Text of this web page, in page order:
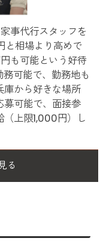
事代行スタッフを
と相場より高めで
も可能という好待
可能で、勤務地も
庫から好きな場所
募可能で、面接参
上限1,000円）し
る